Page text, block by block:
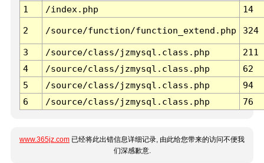
1
/index.php 14
2 /source/function/function_extend.php 324
3 /source/class/jzmysql.class.php
211
4
/source/class/jzmysql.class.php
62
5
/source/class/jzmysql.class.php
94
6
/source/class/jzmysql.class.php 76
www.365jz.com 已经将此出错信息详细记录, 由此给您带来的访问不便我
们深感歉意.